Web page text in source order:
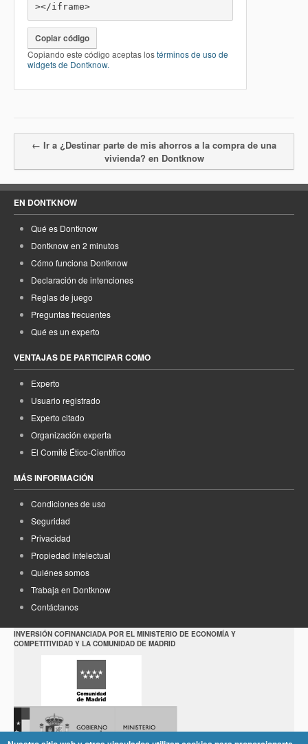
></iframe>
Copiar código
Copiando este código aceptas lostérminos de uso de
widgets de Dontknow.
← Ir a ¿Destinar parte de mis ahorros a la compra de una
vivienda? en Dontknow
EN DONTKNOW
Qué es Dontknow
Dontknow en 2 minutos
Cómo funciona Dontknow
Declaración de intenciones
Reglas de juego
Preguntas frecuentes
Qué es un experto
VENTAJAS DE PARTICIPAR COMO
Experto
Usuario registrado
Experto citado
Organización experta
El Comité Ético-Científico
MÁS INFORMACIÓN
Condiciones de uso
Seguridad
Privacidad
Propiedad intelectual
Quiénes somos
Trabaja en Dontknow
Contáctanos
INVERSIÓN COFINANCIADA POR EL MINISTERIO DE ECONOMÍA Y
COMPETITIVIDAD Y LA COMUNIDAD DE MADRID